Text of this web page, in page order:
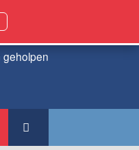
geholpen